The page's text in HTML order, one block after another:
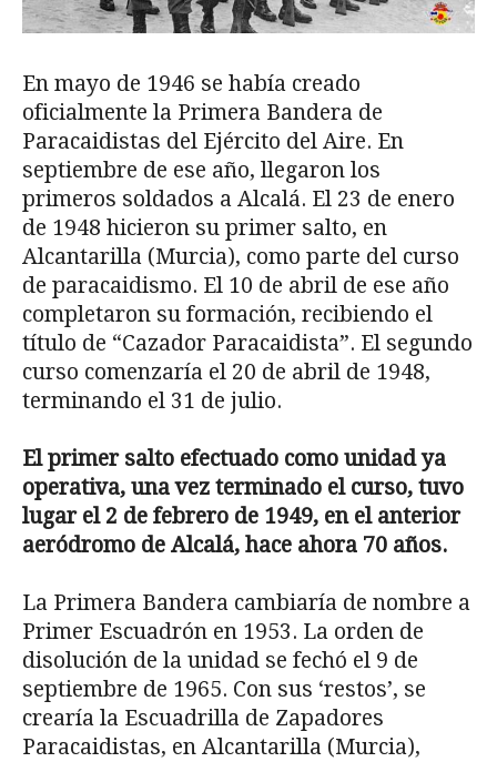
En mayo de 1946 se había creado
oficialmente la Primera Bandera de
Paracaidistas del Ejército del Aire. En
septiembre de ese año, llegaron los
primeros soldados a Alcalá. El 23 de enero
de 1948 hicieron su primer salto, en
Alcantarilla (Murcia), como parte del curso
de paracaidismo. El 10 de abril de ese año
completaron su formación, recibiendo el
título de “Cazador Paracaidista”. El segundo
curso comenzaría el 20 de abril de 1948,
terminando el 31 de julio.
El primer salto efectuado como unidad ya
operativa, una vez terminado el curso, tuvo
lugar el 2 de febrero de 1949, en el anterior
aeródromo de Alcalá, hace ahora 70 años.
La Primera Bandera cambiaría de nombre a
Primer Escuadrón en 1953. La orden de
disolución de la unidad se fechó el 9 de
septiembre de 1965. Con sus ‘restos’, se
crearía la Escuadrilla de Zapadores
Paracaidistas, en Alcantarilla (Murcia),